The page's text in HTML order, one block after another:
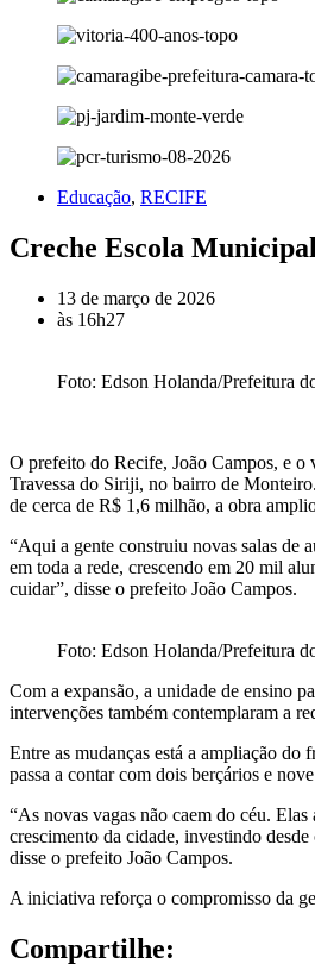
Educação, RECIFE
Creche Escola
13 de março de 2026
às 16h27
Foto: Edson Holanda/Prefeitura
O prefeito do Recife, João Campos, e
Travessa do Siriji, no bairro de
de cerca de R$ 1,6 milhão, a obra
“Aqui a gente construiu novas salas de
em toda a rede, crescendo em 20 mil
cuidar”, disse o prefeito João Campos.
Foto: Edson Holanda/Prefeitura
Com a expansão, a unidade de ensino
intervenções também contemplaram a
Entre as mudanças está a ampliação
passa a contar com dois berçários e
“As novas vagas não caem do céu.
crescimento da cidade, investindo
disse o prefeito João Campos.
A iniciativa reforça o compromisso da
Compartilhe: